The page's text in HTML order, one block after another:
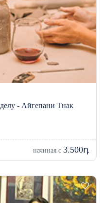
- Айгепани Тнак
начиная с 3.500դ